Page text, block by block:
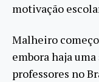
motivação
Malheiro
embora haja
professores no